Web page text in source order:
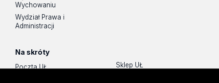
Wychowaniu
Wydział Prawa i
Administracji
Na skróty
Poczta UŁ
Sklep UŁ